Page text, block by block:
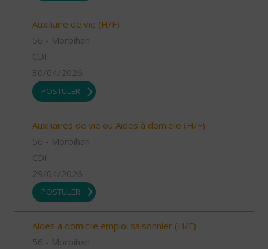
Auxiliaire de vie (H/F)
56 - Morbihan
CDI
30/04/2026
POSTULER
Auxiliaires de vie ou Aides à domicile (H/F)
56 - Morbihan
CDI
29/04/2026
POSTULER
Aides à domicile emploi saisonnier (H/F)
56 - Morbihan